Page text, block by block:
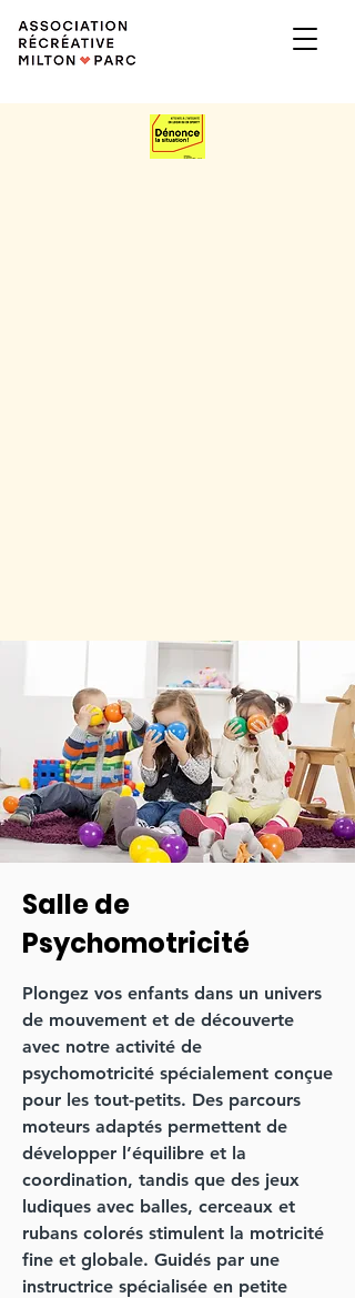
Salle de
Psychomotricité
Plongez vos enfants dans un univers
de mouvement et de découverte
avec notre activité de
psychomotricité spécialement conçue
pour les tout-petits. Des parcours
moteurs adaptés permettent de
développer l’équilibre et la
coordination, tandis que des jeux
ludiques avec balles, cerceaux et
rubans colorés stimulent la motricité
fine et globale. Guidés par une
instructrice spécialisée en petite